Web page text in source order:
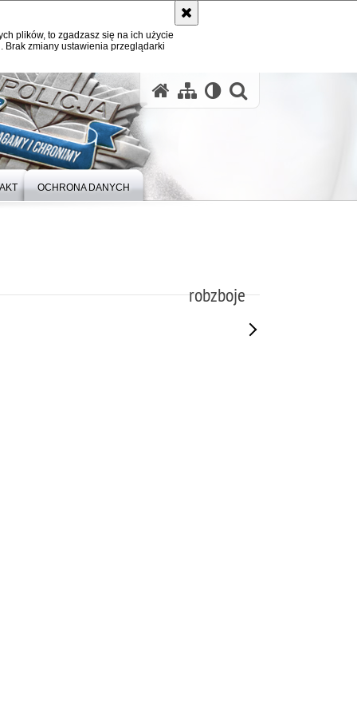
plików, to zgadzasz się na ich użycie
zmiany ustawienia przeglądarki
OCHRONA DANYCH
robzboje